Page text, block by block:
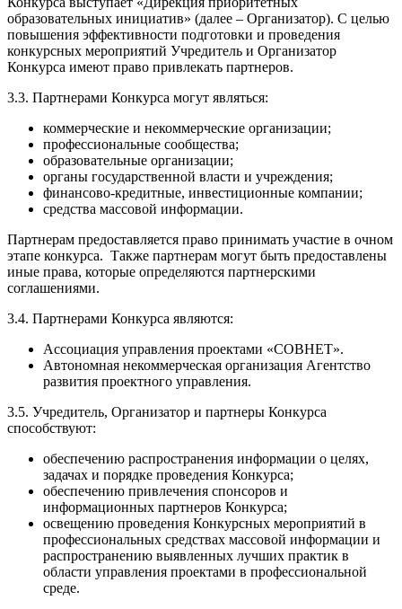
образовательных инициатив» (далее – Организатор). С целью
повышения эффективности подготовки и проведения
конкурсных мероприятий Учредитель и Организатор
Конкурса имеют право привлекать партнеров.
3.3. Партнерами Конкурса могут являться:
коммерческие и некоммерческие организации;
профессиональные сообщества;
образовательные организации;
органы государственной власти и учреждения;
финансово-кредитные, инвестиционные компании;
средства массовой информации.
Партнерам предоставляется право принимать участие в очном
этапе конкурса. Также партнерам могут быть предоставлены
иные права, которые определяются партнерскими
соглашениями.
3.4. Партнерами Конкурса являются:
Ассоциация управления проектами «СОВНЕТ».
Автономная некоммерческая организация Агентство
развития проектного управления.
3.5. Учредитель, Организатор и партнеры Конкурса
способствуют:
обеспечению распространения информации о целях,
задачах и порядке проведения Конкурса;
обеспечению привлечения спонсоров и
информационных партнеров Конкурса;
освещению проведения Конкурсных мероприятий в
профессиональных средствах массовой информации и
распространению выявленных лучших практик в
области управления проектами в профессиональной
среде.